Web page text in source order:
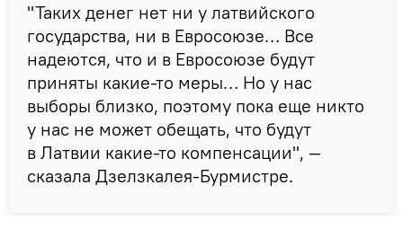
"Таких денег нет ни у латвийского
государства, ни в Евросоюзе… Все
надеются, что и в Евросоюзе будут
приняты какие-то меры… Но у нас
выборы близко, поэтому пока еще никто
у нас не может обещать, что будут
в Латвии какие-то компенсации", —
сказала Дзелзкалея-Бурмистре.